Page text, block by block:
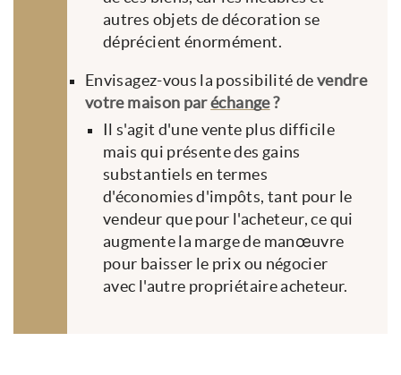
autres objets de décoration se
déprécient énormément.
Envisagez-vous la possibilité de vendre
votre maison paréchange?
Il s'agit d'une vente plus difficile
mais qui présente des gains
substantiels en termes
d'économies d'impôts, tant pour le
vendeur que pour l'acheteur, ce qui
augmente la marge de manœuvre
pour baisser le prix ou négocier
avec l'autre propriétaire acheteur.